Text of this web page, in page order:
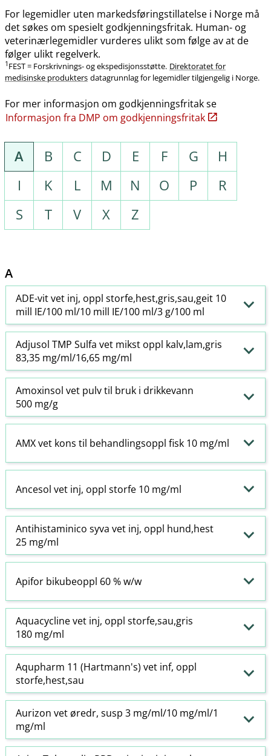
For legemidler uten markedsføringstillatelse i Norge må
det søkes om spesielt godkjenningsfritak. Human- og
veterinærlegemidler vurderes ulikt som følge av at de
følger ulikt regelverk.
1 FEST = Forskrivnings- og ekspedisjonsstøtte. Direktoratet for
medisinske produkters datagrunnlag for legemidler tilgjengelig i Norge.
For mer informasjon om godkjenningsfritak se
Informasjon fra DMP om godkjenningsfritak
A B C D E F G
H
I
K L M N O P
R
S
T V X Z
A
ADE-vit vet inj, oppl storfe,hest,gris,sau,geit 10
mill IE/100 ml/10 mill IE/100 ml/3 g/100 ml
Adjusol TMP Sulfa vet mikst oppl kalv,lam,gris
83,35 mg/ml/16,65 mg/ml
Amoxinsol vet pulv til bruk i drikkevann
500 mg/g
AMX vet kons til behandlingsoppl fisk 10 mg/ml
Ancesol vet inj, oppl storfe 10 mg/ml
Antihistaminico syva vet inj, oppl hund,hest
25 mg/ml
Apifor bikubeoppl 60 % w​/​w
Aquacycline vet inj, oppl storfe,sau,gris
180 mg/ml
Aqupharm 11 (Hartmann's) vet inf, oppl
storfe,hest,sau
Aurizon vet øredr, susp 3 mg/ml/10 mg/ml/1
mg/ml